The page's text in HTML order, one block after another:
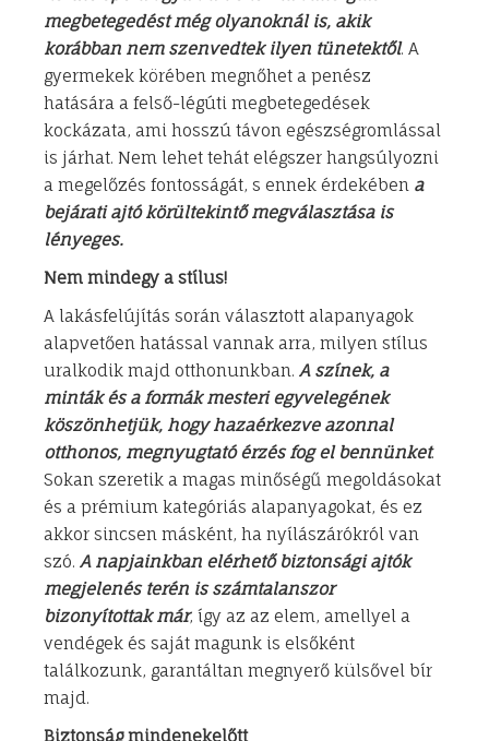
megbetegedést még olyanoknál is, akik
korábban nem szenvedtek ilyen tünetektől. A
gyermekek körében megnőhet a penész
hatására a felső-légúti megbetegedések
kockázata, ami hosszú távon egészségromlással
is járhat. Nem lehet tehát elégszer hangsúlyozni
a megelőzés fontosságát, s ennek érdekében a
bejárati ajtó körültekintő megválasztása is
lényeges.
Nem mindegy a stílus!
A lakásfelújítás során választott alapanyagok
alapvetően hatással vannak arra, milyen stílus
uralkodik majd otthonunkban. A színek, a
minták és a formák mesteri egyvelegének
köszönhetjük, hogy hazaérkezve azonnal
otthonos, megnyugtató érzés fog el bennünket.
Sokan szeretik a magas minőségű megoldásokat
és a prémium kategóriás alapanyagokat, és ez
akkor sincsen másként, ha nyílászárókról van
szó. A napjainkban elérhető biztonsági ajtók
megjelenés terén is számtalanszor
bizonyítottak már, így az az elem, amellyel a
vendégek és saját magunk is elsőként
találkozunk, garantáltan megnyerő külsővel bír
majd.
Biztonság mindenekelőtt